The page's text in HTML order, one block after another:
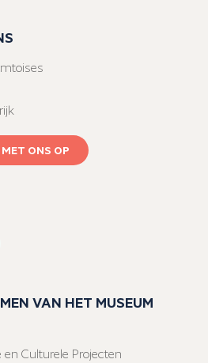
ONS OP
VAN HET MUSEUM
Culturele Projecten